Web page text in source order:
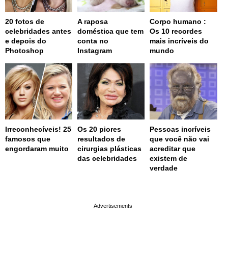
20 fotos de
celebridades antes
e depois do
Photoshop
A raposa
doméstica que tem
conta no
Instagram
Corpo humano :
Os 10 recordes
mais incríveis do
mundo
Irreconhecíveis! 25
famosos que
engordaram muito
Os 20 piores
resultados de
cirurgias plásticas
das celebridades
Pessoas incríveis
que você não vai
acreditar que
existem de
verdade